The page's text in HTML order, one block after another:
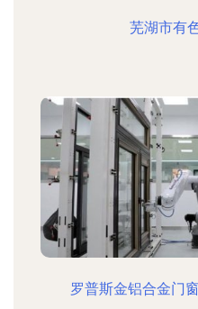
芜湖市有
罗普斯金铝合金门